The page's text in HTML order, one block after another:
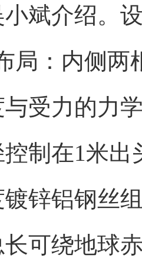
斌介绍。
局：内侧两
受力的力
制在1米出
锌铝钢丝
可绕地球